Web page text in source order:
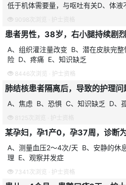
低于机体需要量，与呕吐有关D、体液
9098次浏览 · 护士资格
A、组织灌注量改变 B、潜在皮肤完
险 D、疼痛 E、知识缺乏
8446次浏览 · 护士资格
肺结核患者隔离后，导致的护理问
A、焦虑 B、恐惧 C、知识缺乏 D、
8125次浏览 · 护士资格
A、测量血压2～4次/天 B、安静的休
理 E、观察并发症
7341次浏览 · 护士资格